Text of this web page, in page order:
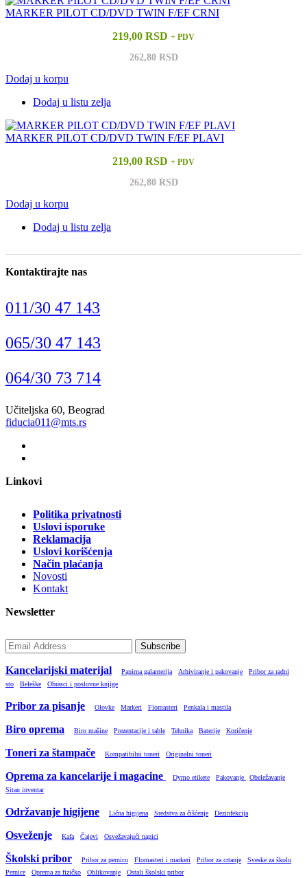
MARKER PILOT CD/DVD TWIN F/EF CRNI
219,00 RSD + PDV
262,80 RSD
Dodaj u korpu
Dodaj u listu zelja
MARKER PILOT CD/DVD TWIN F/EF PLAVI
219,00 RSD + PDV
262,80 RSD
Dodaj u korpu
Dodaj u listu zelja
Kontaktirajte nas
011/30 47 143
065/30 47 143
064/30 73 714
Učiteljska 60, Beograd
fiducia011@mts.rs
Linkovi
Politika privatnosti
Uslovi isporuke
Reklamacija
Uslovi korišćenja
Način plaćanja
Novosti
Kontakt
Newsletter
Subscribe
Kancelarijski materijal Papirna galanterija Arhiviranje i pakovanje
Pribor za radni
sto
Beleške Obrasci i poslovne knjige
Pribor za pisanje Olovke Markeri Flomasteri Penkala i mastila
Biro oprema Biro mašine Prezentacije i table Tehnika Baterije Koričenje
Toneri za štampače Kompatibilni toneri Originalni toneri
Oprema za kancelarije i magacine Dymo etikete Pakovanje
Obeležavanje
Sitan inventar
Održavanje higijene Lična higijena Sredstva za čišćenje Dezinfekcija
Osveženje Kafa Čajevi Osvežavajući napici
Školski pribor Pribor za pernicu Flomasteri i markeri Pribor za crtanje
Sveske za školu
Pernice
Oprema za fizičko Oblikovanje Ostali školski pribor